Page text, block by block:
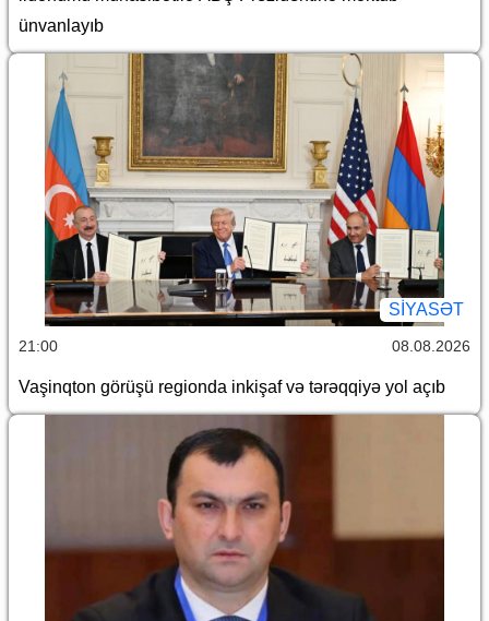
ünvanlayıb
SİYASƏT
21:00 08.08.2026
Vaşinqton görüşü regionda inkişaf və tərəqqiyə yol açıb